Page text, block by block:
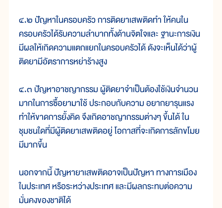
๔.๒ ปัญหาในครอบครัว การติดยาเสพติดทำ ให้คนใน
ครอบครัวได้รับความลำบากทั้งด้านจิตใจและ ฐานะการเงิน
มีผลให้เกิดความแตกแยกในครอบครัวได้ ดังจะเห็นได้ว่าผู้
ติดยามีอัตราการหย่าร้างสูง
๔.๓ ปัญหาอาชญากรรม ผู้ติดยาจำเป็นต้องใช้เงินจำนวน
มากในการซื้อยามาใช้ ประกอบกับความ อยากยารุนแรง
ทำให้ขาดการยั้งคิด จึงเกิดอาชญากรรมต่างๆ ขึ้นได้ ใน
ชุมชนใดที่มีผู้ติดยาเสพติดอยู่ โอกาสที่จะเกิดการลักขโมย
มีมากขึ้น
นอกจากนี้ ปัญหายาเสพติดอาจเป็นปัญหา ทางการเมือง
ในประเทศ หรือระหว่างประเทศ และมีผลกระทบต่อความ
มั่นคงของชาติได้